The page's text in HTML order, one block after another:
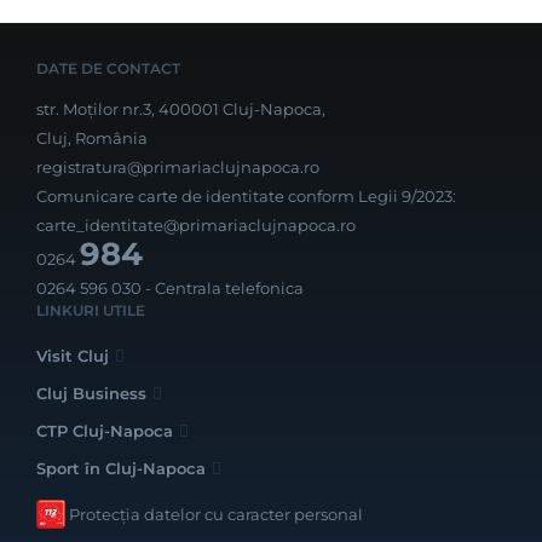
DATE DE CONTACT
str. Moților nr.3, 400001 Cluj-Napoca,
Cluj, România
registratura@primariaclujnapoca.ro
Comunicare carte de identitate conform Legii 9/2023:
carte_identitate@primariaclujnapoca.ro
0264984
0264 596 030 - Centrala telefonica
LINKURI UTILE
Visit Cluj
Cluj Business
CTP Cluj-Napoca
Sport în Cluj-Napoca
Protecția datelor cu caracter personal